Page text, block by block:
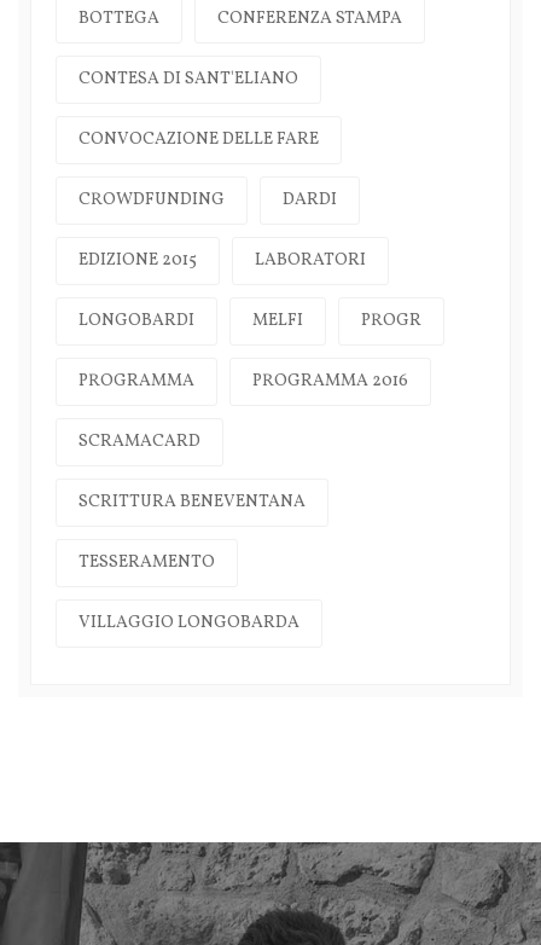
BOTTEGA CONFERENZA STAMPA
CONTESA DI SANT'ELIANO
CONVOCAZIONE DELLE FARE
CROWDFUNDING DARDI
EDIZIONE 2015 LABORATORI
LONGOBARDI MELFI PROGR
PROGRAMMA PROGRAMMA 2016
SCRAMACARD
SCRITTURA BENEVENTANA
TESSERAMENTO
VILLAGGIO LONGOBARDA